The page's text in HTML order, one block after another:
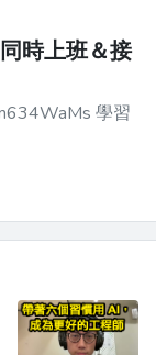
時上班＆接
學習